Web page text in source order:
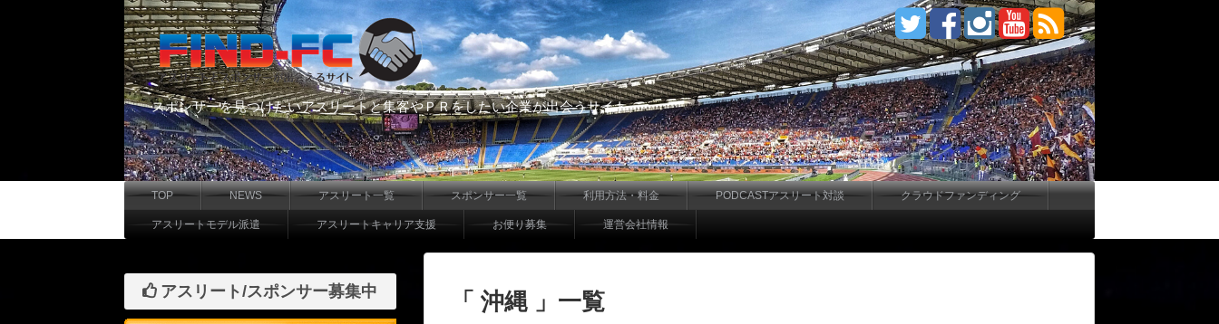
スポンサーを見つけたいアスリートと集客やＰＲをしたい企業が出会うサイト
TOP NEWS アスリート一覧 スポンサー一覧 利用方法・料金 PODCASTアスリート対談 クラウドファンディング
アスリートモデル派遣 アスリートキャリア支援 お便り募集 運営会社情報
「 沖縄 」一覧
アスリート/スポンサー募集中